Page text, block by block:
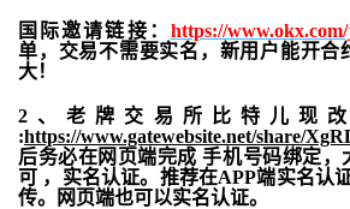
国际邀请链接： https://
单，交易不需要实名，新用户能开合
大！
2、老牌交易所比特儿现
:https://www.gatewebsite.net/share/
后务必在网页端完成 手机号码绑定，
可 ，实名认证。推荐在APP端实名认
传。网页端也可以实名认证。